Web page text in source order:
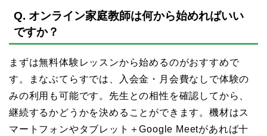
Q. オンライン家庭教師は何から始めればいい
ですか？
まずは無料体験レッスンから始めるのがおすすめで
す。まなぶてらすでは、入会金・月会費なしで体験の
みの利用も可能です。先生との相性を確認してから、
継続するかどうかを決めることができます。機材はス
マートフォンやタブレット＋Google Meetがあれば十